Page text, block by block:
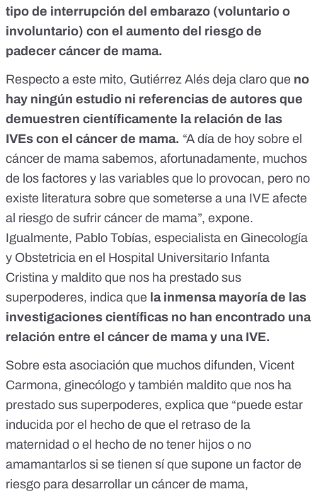
tipo de interrupción del embarazo (voluntario o
involuntario) con el aumento del riesgo de
padecer cáncer de mama.
Respecto a este mito, Gutiérrez Alés deja claro que no
hay ningún estudio ni referencias de autores que
demuestren científicamente la relación de las
IVEs con el cáncer de mama. “A día de hoy sobre el
cáncer de mama sabemos, afortunadamente, muchos
de los factores y las variables que lo provocan, pero no
existe literatura sobre que someterse a una IVE afecte
al riesgo de sufrir cáncer de mama”, expone.
Igualmente, Pablo Tobías, especialista en Ginecología
y Obstetricia en el Hospital Universitario Infanta
Cristina y maldito que nos ha prestado sus
superpoderes, indica que la inmensa mayoría de las
investigaciones científicas no han encontrado una
relación entre el cáncer de mama y una IVE.
Sobre esta asociación que muchos difunden, Vicent
Carmona, ginecólogo y también maldito que nos ha
prestado sus superpoderes, explica que “puede estar
inducida por el hecho de que el retraso de la
maternidad o el hecho de no tener hijos o no
amamantarlos si se tienen sí que supone un factor de
riesgo para desarrollar un cáncer de mama,